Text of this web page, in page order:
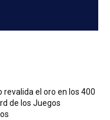
revalida el oro en los 400
de los Juegos